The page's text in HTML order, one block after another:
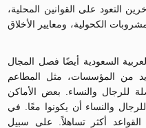
التعود على القوانين المحلية،
الكحولية، ومعايير الأخلاق
السعودية أيضًا فصل المجال
من المؤسسات، مثل المطاعم
للرجال والنساء. بعض الأماكن
والنساء أن يكونوا معًا. في
أكثر تساهلاً. على سبيل